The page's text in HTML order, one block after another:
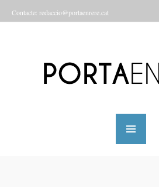
Contacte: redaccio@portaenrere.cat